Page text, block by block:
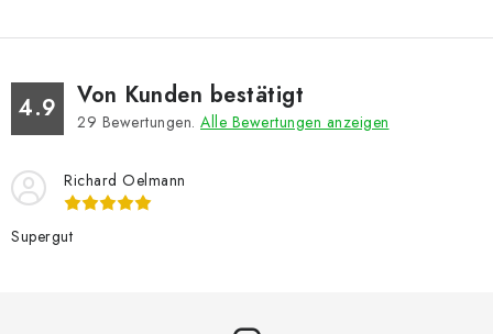
4.9 Von Kunden bestätigt
29 Bewertungen. Alle Bewertungen anzeigen
Richard Oelmann
Supergut